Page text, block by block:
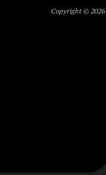
Copyright © 2026